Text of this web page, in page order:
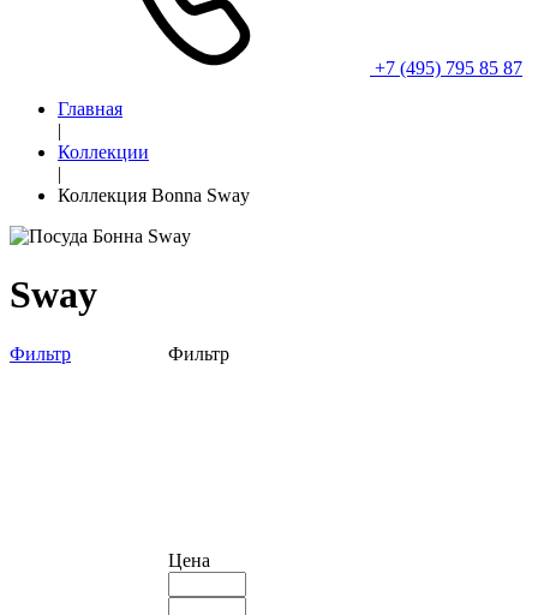
+7 (495) 795 85 87
Главная
|
Коллекции
|
Коллекция Bonna Sway
Sway
Фильтр Фильтр
Цена